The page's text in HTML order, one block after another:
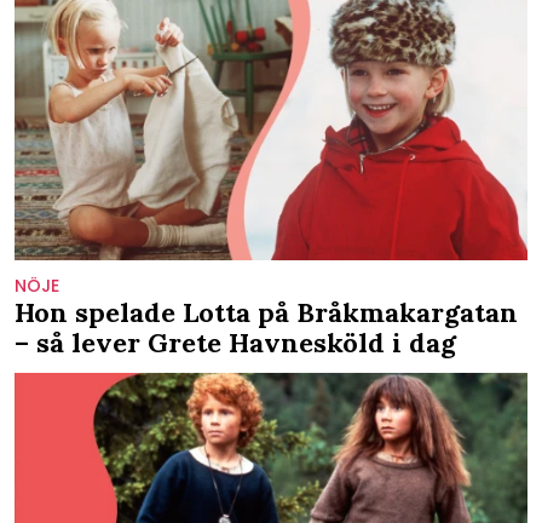
NÖJE
Hon spelade Lotta på Bråkmakargatan
– så lever Grete Havnesköld i dag